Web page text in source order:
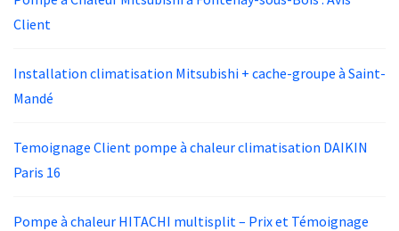
Client
Installation climatisation Mitsubishi + cache-groupe à Saint-
Mandé
Temoignage Client pompe à chaleur climatisation DAIKIN
Paris 16
Pompe à chaleur HITACHI multisplit – Prix et Témoignage